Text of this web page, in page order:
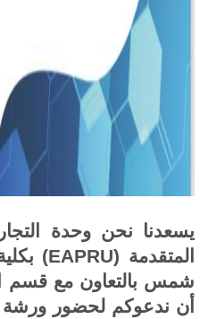
يسعدنا نحن وحدة
المتقدمة (EAPRU)
شمس بالتعاون مع قسم
أن ندعوكم لحضور